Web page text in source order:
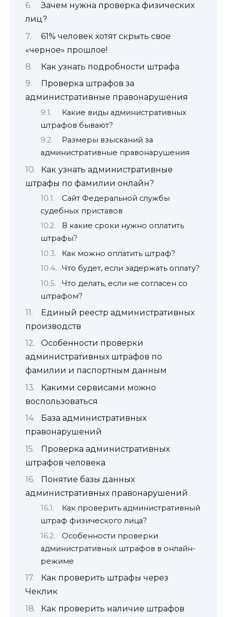
Зачем нужна проверка физических
лиц?
61% человек хотят скрыть свое
«черное» прошлое!
Как узнать подробности штрафа
Проверка штрафов за
административные правонарушения
Какие виды административных
штрафов бывают?
Размеры взысканий за
административные правонарушения
Как узнать административные
штрафы по фамилии онлайн?
Сайт Федеральной службы
судебных приставов
В какие сроки нужно оплатить
штрафы?
Как можно оплатить штраф?
Что будет, если задержать оплату?
Что делать, если не согласен со
штрафом?
Единый реестр административных
производств
Особенности проверки
административных штрафов по
фамилии и паспортным данным
Какими сервисами можно
воспользоваться
База административных
правонарушений
Проверка административных
штрафов человека
Понятие базы данных
административных правонарушений
Как проверить административный
штраф физического лица?
Особенности проверки
административных штрафов в онлайн-
режиме
Как проверить штрафы через
Чеклик
Как проверить наличие штрафов